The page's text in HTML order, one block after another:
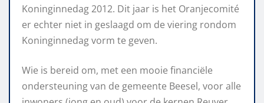
Koninginnedag 2012. Dit jaar is het Oranjecomité
er echter niet in geslaagd om de viering rondom
Koninginnedag vorm te geven.
Wie is bereid om, met een mooie financiële
ondersteuning van de gemeente Beesel, voor alle